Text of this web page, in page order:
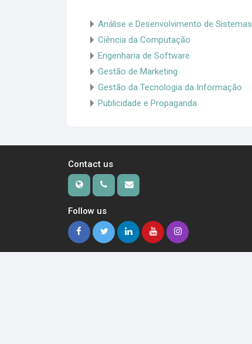
Análise e Desenvolvimento de Sistemas
Ciência da Computação
Engenharia de Software
Gestão de Marketing
Gestão da Tecnologia da Informação
Publicidade e Propaganda
Contact us
Follow us